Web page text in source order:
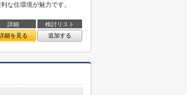
な住環境が魅力です。
詳細
検討リスト
細を見る 追加する